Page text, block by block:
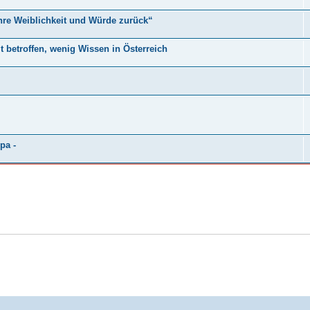
Weiblichkeit und Würde zurück“
betroffen, wenig Wissen in Österreich
-